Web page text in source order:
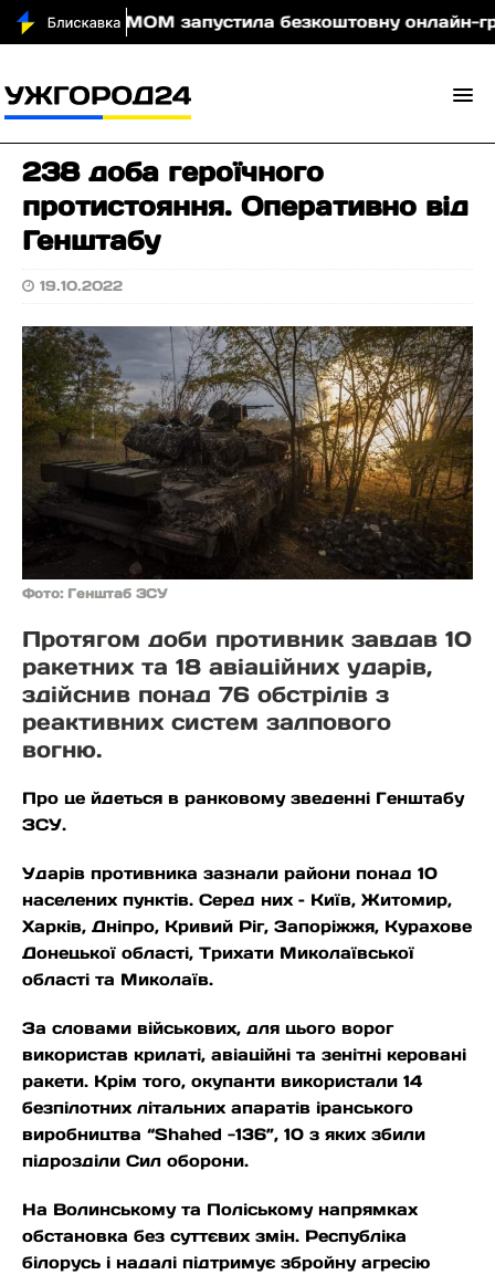
МОМ запустила безкоштовну онлайн-гру, яка
238 доба героїчного
протистояння. Оперативно від
Генштабу
19.10.2022
Фото: Генштаб ЗСУ
Протягом доби противник завдав 10
ракетних та 18 авіаційних ударів,
здійснив понад 76 обстрілів з
реактивних систем залпового
вогню.
Про це йдеться в ранковому зведенні Генштабу
ЗСУ.
Ударів противника зазнали райони понад 10
населених пунктів. Серед них – Київ, Житомир,
Харків, Дніпро, Кривий Ріг, Запоріжжя, Курахове
Донецької області, Трихати Миколаївської
області та Миколаїв.
За словами військових, для цього ворог
використав крилаті, авіаційні та зенітні керовані
ракети. Крім того, окупанти використали 14
безпілотних літальних апаратів іранського
виробництва “Shahed -136”, 10 з яких збили
підрозділи Сил оборони.
На Волинському та Поліському напрямках
обстановка без суттєвих змін. Республіка
білорусь і надалі підтримує збройну агресію